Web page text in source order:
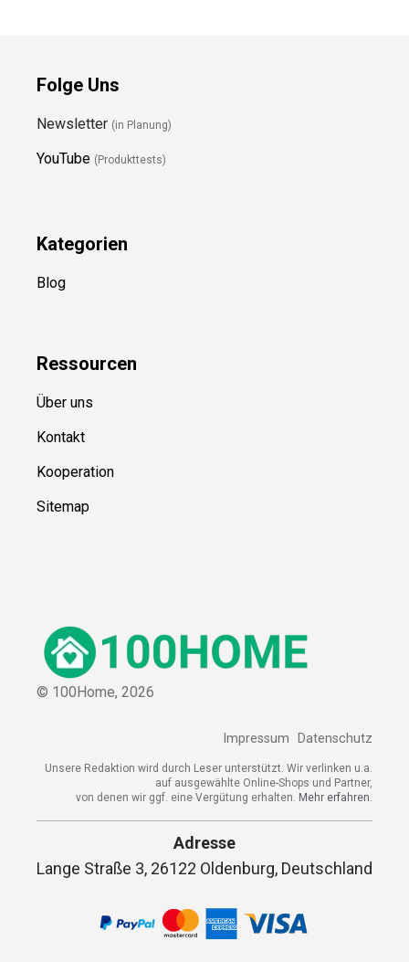
Folge Uns
Newsletter (in Planung)
YouTube (Produkttests)
Kategorien
Blog
Ressourcen
Über uns
Kontakt
Kooperation
Sitemap
© 100Home, 2026
Impressum Datenschutz
Unsere Redaktion wird durch Leser unterstützt. Wir verlinken u.a.
auf ausgewählte Online-Shops und Partner,
von denen wir ggf. eine Vergütung erhalten. Mehr erfahren.
Adresse
Lange Straße 3, 26122 Oldenburg, Deutschland